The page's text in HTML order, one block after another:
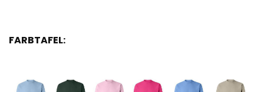
FARBTAFEL: